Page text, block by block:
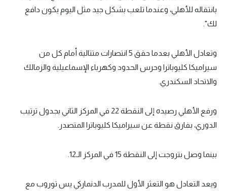
بانتقاله للأهلي، وعندما تلعب بشكل جيد مثل اليوم يكون دافع
لك".
وتعادل الأهلي بعدما حقق 5 انتصارات متتالية أمام كل من
سيراميكا كليوباترا وحرس الحدود وكهرباء الإسماعيلية والزمالك
والاتحاد السكندري.
ورفع الأهلي رصيده إلى النقطة 22 في المركز الثاني بجدول ترتيب
الدوري، بفارق نقطة عن سيراميكا كليوباترا المتصدر.
بينما وصل بتروجت إلى النقطة 15 في المركز الـ12.
ويعد التعادل هو التعثر الأول للمدرب الدنماركي يس توروب مع